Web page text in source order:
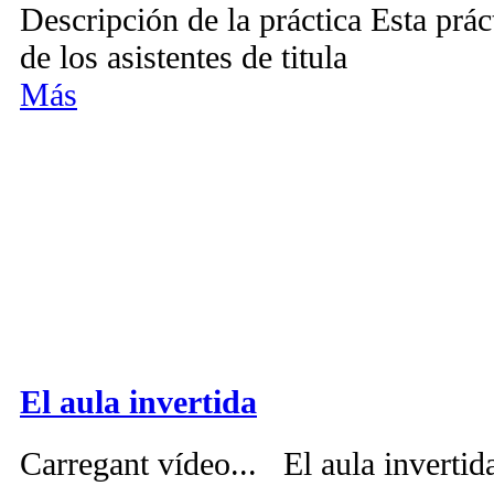
Descripción de la práctica Esta
de los asistentes de titula
Más
El aula invertida
Carregant vídeo... El aula